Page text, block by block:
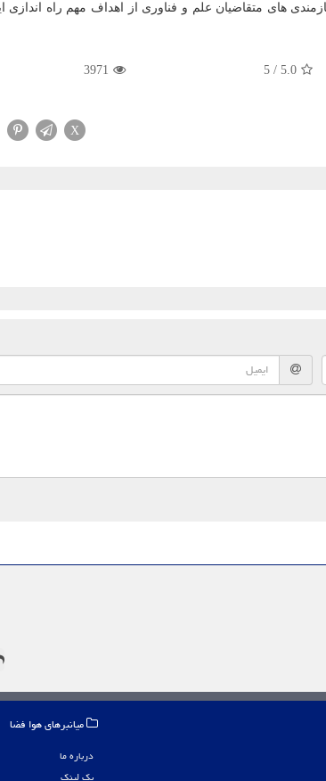
های متقاضیان علم و فناوری از اهداف مهم راه اندازی
5.0
/
5
3971
X
میانبرهای هوا فضا
درباره ما